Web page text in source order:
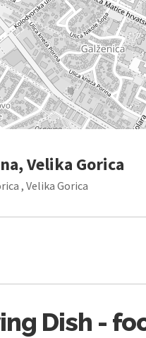
Velika Gorica
, Velika Gorica
Dish -